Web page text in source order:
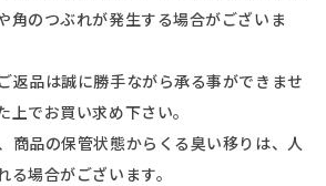
角のつぶれが発生する場合がございま
返品は誠に勝手ながら承る事ができませ
上でお買い求め下さい。
商品の保管状態からくる臭い移りは、人
る場合がございます。